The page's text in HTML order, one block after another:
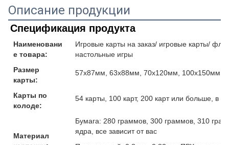
Описание продукции
Спецификация продукта
Наименовани
е товара:
Игровые карты на заказ/ игровые карты/
настольные игры
Размер
карты:
57x87мм, 63x88мм, 70x120мм, 100x150мм
Карты по
колоде:
54 карты, 100 карт, 200 карт или больше, в
Материал
Бумага: 280 граммов, 300 граммов, 310
ядра, все зависит от вас